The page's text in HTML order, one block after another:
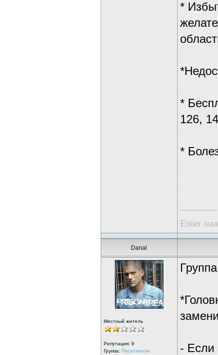
*
*
126,
*
Enter
Danal
Местный житель
Репутация: 9
Группа: Посетители
- Если